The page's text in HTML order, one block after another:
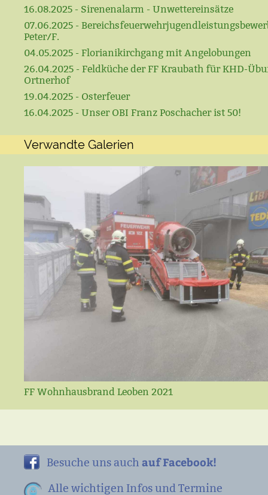
16.08.2025 - Sirenenalarm - Unwettereinsätze
07.06.2025 -
Peter/F.
04.05.2025 - Florianikirchgang mit Angelobungen
26.04.2025 - Feldküche der FF Kraubath für KHD-
Ortnerhof
19.04.2025 - Osterfeuer
16.04.2025 - Unser OBI Franz Poschacher ist 50!
Verwandte Galerien
FF Wohnhausbrand Leoben 2021
Besuche uns auch auf Facebook!
Alle wichtigen Infos und Termine